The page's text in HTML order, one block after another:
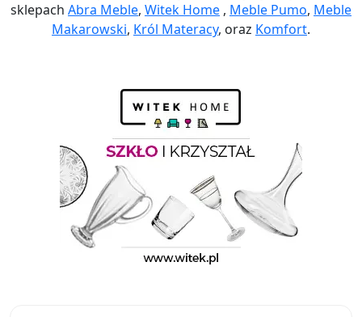
sklepach Abra Meble, Witek Home , Meble Pumo, Meble
Makarowski, Król Materacy, oraz Komfort.